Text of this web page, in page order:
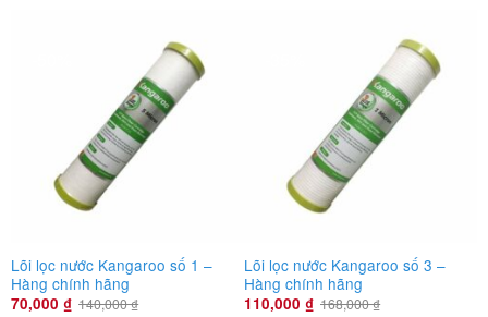
Lõi lọc nước Kangaroo số 1 –
Hàng chính hãng
70,000 ₫ 140,000₫
Lõi lọc nước Kangaroo số 3 –
Hàng chính hãng
110,000 ₫ 168,000₫